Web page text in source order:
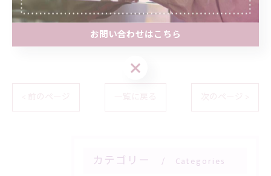
#ピアノのある生活
カテゴリー Categories
お問い合わせはこちら
お問い合わせはこちら